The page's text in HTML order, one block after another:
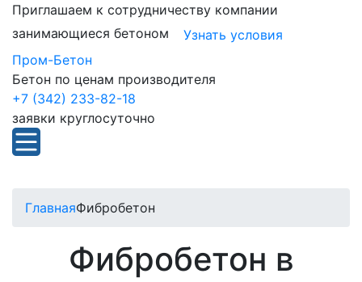
Приглашаем к сотрудничеству компании
занимающиеся бетоном
Узнать условия
Пром-Бетон
Бетон по ценам производителя
+7 (342) 233-82-18
заявки круглосуточно
ГлавнаяФибробетон
Фибробетон в